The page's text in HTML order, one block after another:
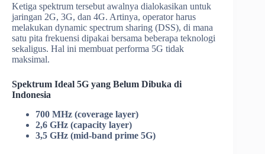
Ketiga spektrum tersebut awalnya dialokasikan untuk
jaringan 2G, 3G, dan 4G. Artinya, operator harus
melakukan dynamic spectrum sharing (DSS), di mana
satu pita frekuensi dipakai bersama beberapa teknologi
sekaligus. Hal ini membuat performa 5G tidak
maksimal.
Spektrum Ideal 5G yang Belum Dibuka di
Indonesia
700 MHz (coverage layer)
2,6 GHz (capacity layer)
3,5 GHz (mid-band prime 5G)